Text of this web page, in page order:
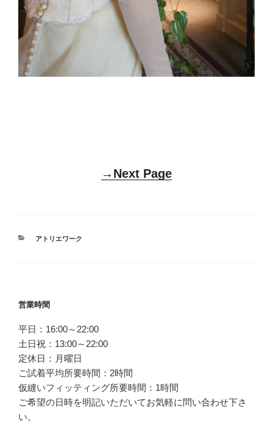
→Next Page
カ
アトリエワーク
投
ナ
ビ
ゲ
ー
シ
ョ
営業時間
平日：16:00～22:00
土日祝：13:00～22:00
定休日：月曜日
ご試着平均所要時間：2時間
仮縫いフィッティング所要時間：1時間
ご希望の日時を明記いただいてお気軽に問い合わせ下さ
い。